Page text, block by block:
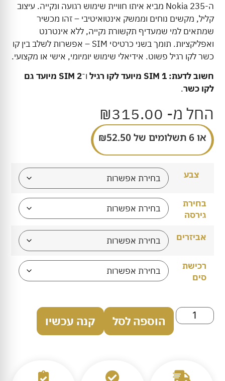
ה-Nokia 235 מביא איתו חוויית שימוש רגועה ונקייה. עיצוב
קליל, מקשים נוחים וממשק אינטואיטיבי – זהו מכשיר
שמתאים למי שמעדיף תקשורת נקייה, ללא אינטרנט
ואפליקציות. תומך בשני כרטיסי SIM – אפשרות לשלב בין קו
כשר לקו רגיל פשוט. אידיאלי שימוש יומיומי, אישי או מקצועי.
חשוב לדעת: SIM 1 מיועד לקו רגיל ו־
SIM 2 מיועד גם
לקו כשר.
החל מ- ₪315.00
או 6 תשלומים של ₪52.50
צבע
בחירת
גירסה
אביזרים
רכישת
סים
הוספה לסל קנה עכשיו